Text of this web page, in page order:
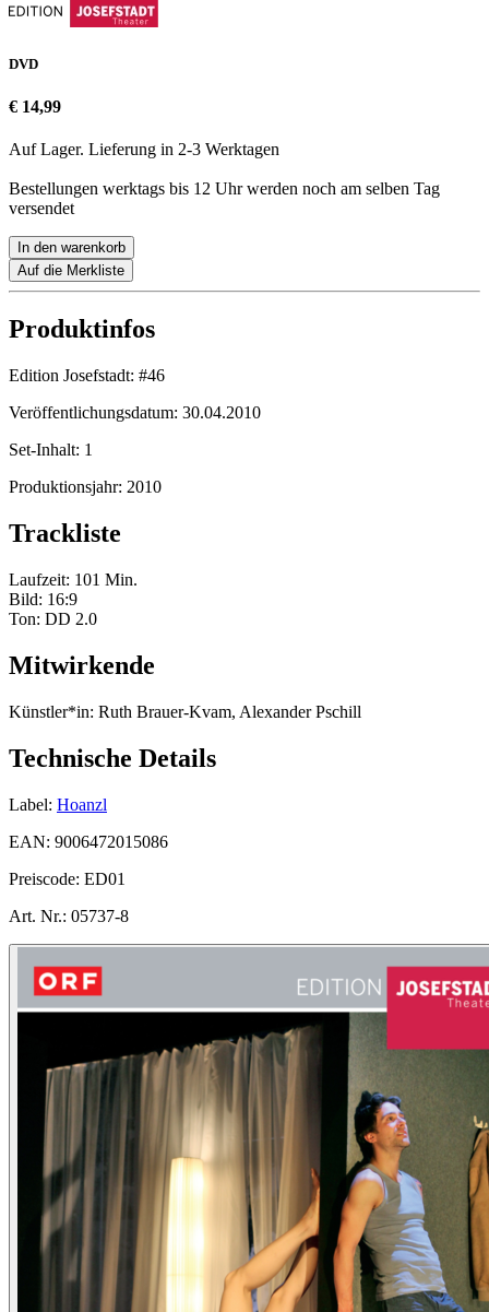
DVD
€ 14,99
Auf Lager. Lieferung in 2-3 Werktagen
Bestellungen werktags bis 12 Uhr werden noch am selben Tag
versendet
In den warenkorb
Auf die Merkliste
Produktinfos
Edition Josefstadt: #46
Veröffentlichungsdatum: 30.04.2010
Set-Inhalt: 1
Produktionsjahr: 2010
Trackliste
Laufzeit: 101 Min.
Bild: 16:9
Ton: DD 2.0
Mitwirkende
Künstler*in: Ruth Brauer-Kvam, Alexander Pschill
Technische Details
Label: Hoanzl
EAN: 9006472015086
Preiscode: ED01
Art. Nr.: 05737-8